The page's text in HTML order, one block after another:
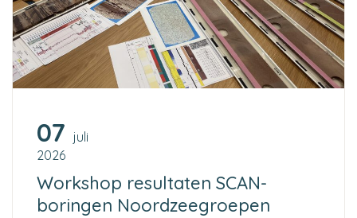
07 juli
2026
Workshop resultaten SCAN-
boringen Noordzeegroepen